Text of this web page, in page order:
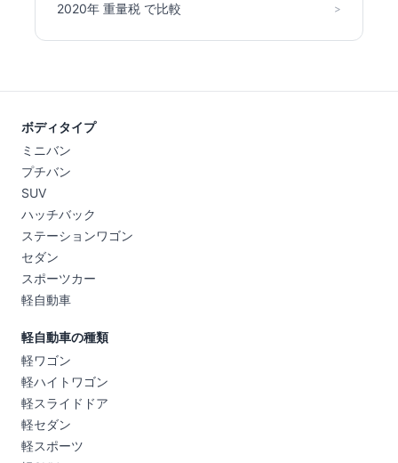
2020年 重量税 で比較 >
ボディタイプ
ミニバン
プチバン
SUV
ハッチバック
ステーションワゴン
セダン
スポーツカー
軽自動車
軽自動車の種類
軽ワゴン
軽ハイトワゴン
軽スライドドア
軽セダン
軽スポーツ